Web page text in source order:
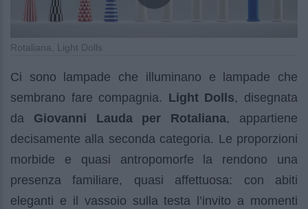
Rotaliana, Light Dolls
Ci sono lampade che illuminano e lampade che
sembrano fare compagnia. Light Dolls, disegnata
da Giovanni Lauda per Rotaliana, appartiene
decisamente alla seconda categoria. Le proporzioni
morbide e quasi antropomorfe la rendono una
presenza familiare, quasi affettuosa: con abiti
eleganti e il vassoio sulla testa l’invito a momenti